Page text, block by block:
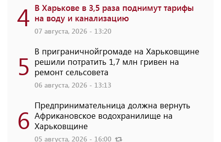
4 В Харькове в 3,5 раза поднимут тарифы
на воду и канализацию
07 августа, 2026 - 13:20
5 В приграничнойгромаде на Харьковщине
решили потратить 1,7 млн ​​гривен на
ремонт сельсовета
06 августа, 2026 - 13:13
6 Предпринимательница должна вернуть
Африкановское водохранилище на
Харьковщине
05 августа, 2026 - 16:00